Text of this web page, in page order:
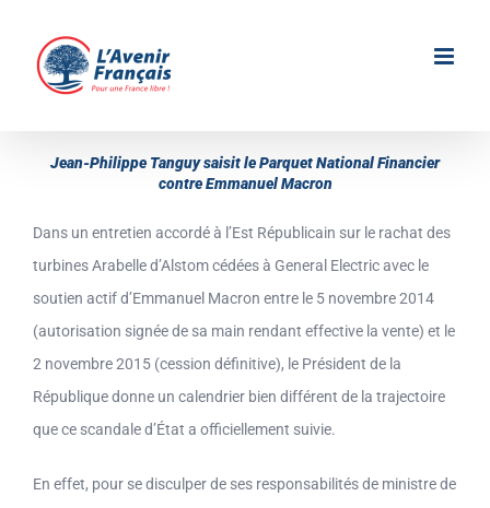
contenu
Jean-Philippe Tanguy saisit le Parquet National Financier
contre Emmanuel Macron
Dans un entretien accordé à l’Est Républicain sur le rachat des
turbines Arabelle d’Alstom cédées à General Electric avec le
soutien actif d’Emmanuel Macron entre le 5 novembre 2014
(autorisation signée de sa main rendant effective la vente) et le
2 novembre 2015 (cession définitive), le Président de la
République donne un calendrier bien différent de la trajectoire
que ce scandale d’État a officiellement suivie.
En effet, pour se disculper de ses responsabilités de ministre de